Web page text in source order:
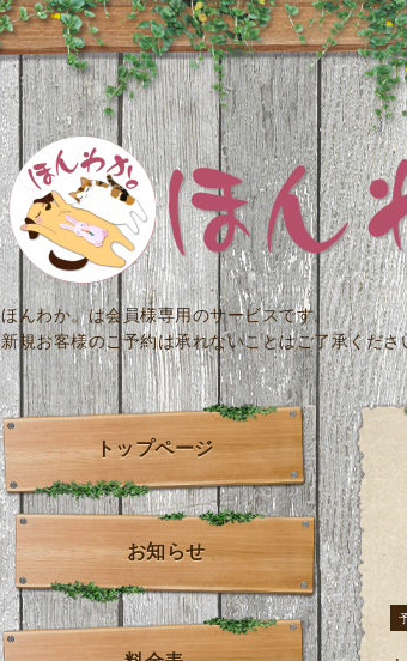
ほんわか。は会員様専用のサービスです。
新規お客様のご予約は承れないことはご了承くださ
トップページ
お知らせ